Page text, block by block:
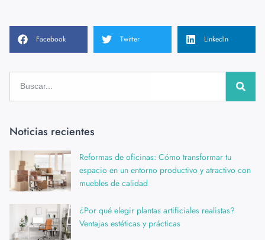
Facebook Twitter LinkedIn
Noticias recientes
Reformas de oficinas: Cómo transformar tu
espacio en un entorno productivo y atractivo con
muebles de calidad
¿Por qué elegir plantas artificiales realistas?
Ventajas estéticas y prácticas